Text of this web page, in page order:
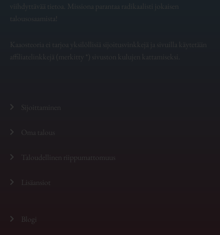
viihdyttävää tietoa. Missiona parantaa radikaalisti jokaisen
talousosaamista!
Kaaosteoria ei tarjoa yksilöllisiä sijoitusvinkkejä ja sivuilla käytetään
affiliatelinkkejä (merkitty *) sivuston kulujen kattamiseksi.
Sijoittaminen
Oma talous
Taloudellinen riippumattomuus
Lisäansiot
Blogi